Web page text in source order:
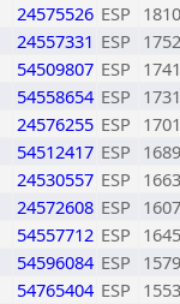
24575526 ESP 1810
24557331 ESP 1752
54509807 ESP 1741
54558654 ESP 1731
24576255 ESP 1701
54512417 ESP 1689
24530557 ESP 1663
24572608 ESP 1607
54557712 ESP 1645
54596084 ESP 1579
54765404 ESP 1553